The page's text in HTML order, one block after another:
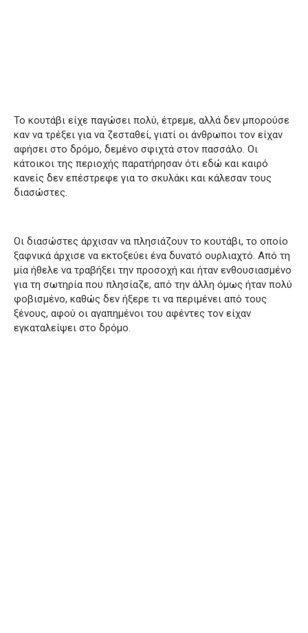
Το κουτάβι είχε παγώσει πολύ, έτρεμε, αλλά δεν μπορούσε
καν να τρέξει για να ζεσταθεί, γιατί οι άνθρωποι τον είχαν
αφήσει στο δρόμο, δεμένο σφιχτά στον πασσάλο. Οι
κάτοικοι της περιοχής παρατήρησαν ότι εδώ και καιρό
κανείς δεν επέστρεφε για το σκυλάκι και κάλεσαν τους
διασώστες.
Οι διασώστες άρχισαν να πλησιάζουν το κουτάβι, το οποίο
ξαφνικά άρχισε να εκτοξεύει ένα δυνατό ουρλιαχτό. Από τη
μία ήθελε να τραβήξει την προσοχή και ήταν ενθουσιασμένο
για τη σωτηρία που πλησίαζε, από την άλλη όμως ήταν πολύ
φοβισμένο, καθώς δεν ήξερε τι να περιμένει από τους
ξένους, αφού οι αγαπημένοι του αφέντες τον είχαν
εγκαταλείψει στο δρόμο.